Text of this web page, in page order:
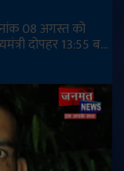
08 अगस्त को
दोपहर 13:55 ब...